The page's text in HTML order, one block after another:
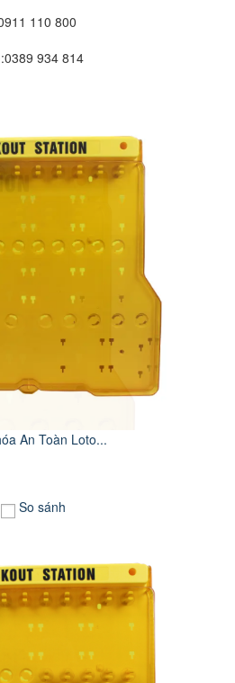
110 800
0389 934 814
An Toàn Loto...
So sánh